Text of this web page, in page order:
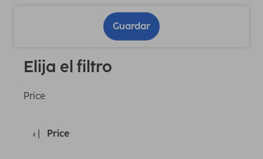
Guardar
Elija el filtro
Price
Price